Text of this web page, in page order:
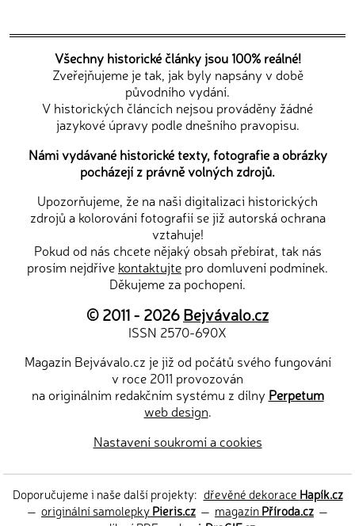
Všechny historické články jsou 100% reálné!
Zveřejňujeme je tak, jak byly napsány v době
původního vydání.
V historických článcích nejsou prováděny žádné
jazykové úpravy podle dnešního pravopisu.
Námi vydávané historické texty, fotografie a obrázky
pocházejí z právně volných zdrojů.
Upozorňujeme, že na naši digitalizaci historických
zdrojů a kolorování fotografií se již autorská ochrana
vztahuje!
Pokud od nás chcete nějaký obsah přebírat, tak nás
prosím nejdříve kontaktujte pro domluvení podmínek.
Děkujeme za pochopení.
© 2011 - 2026Bejvávalo.cz
ISSN 2570-690X
Magazín Bejvávalo.cz je již od počátů svého fungování
v roce 2011 provozován
na originálním redakčním systému z dílny Perpetum
web design.
Nastavení soukromí a cookies
Doporučujeme i naše další projekty: dřevěné dekorace Hapík.cz
— originální samolepkyPieris.cz — magazínPříroda.cz —